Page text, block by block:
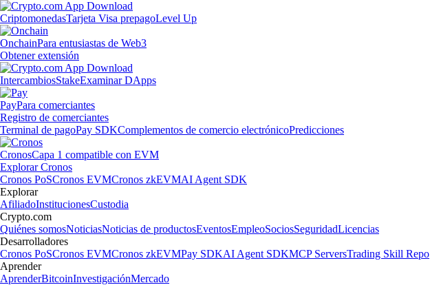
CriptomonedasTarjeta Visa prepagoLevel Up
OnchainPara entusiastas de Web3
Obtener extensión
IntercambiosStakeExaminar DApps
PayPara comerciantes
Registro de comerciantes
Terminal de pagoPay SDKComplementos de comercio electrónicoPredicciones
CronosCapa 1 compatible con EVM
Explorar Cronos
Cronos PoSCronos EVMCronos zkEVMAI Agent SDK
Explorar
AfiliadoInstitucionesCustodia
Crypto.com
Quiénes somosNoticiasNoticias de productosEventosEmpleoSociosSeguridadLicencias
Desarrolladores
Cronos PoSCronos EVMCronos zkEVMPay SDKAI Agent SDKMCP ServersTrading Skill Repo
Aprender
AprenderBitcoinInvestigaciónMercado